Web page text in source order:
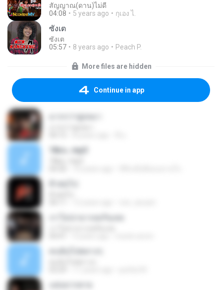
สัญญาณ(ดาน)ไม่ดี
04:08
5 years ago กุเอง ไ.
ซังเต
ซังเต
05:57
8 years ago Peach P.
More files are hidden
Continue in app
มากกว่าฝูงหมา
18ฝน .mp3